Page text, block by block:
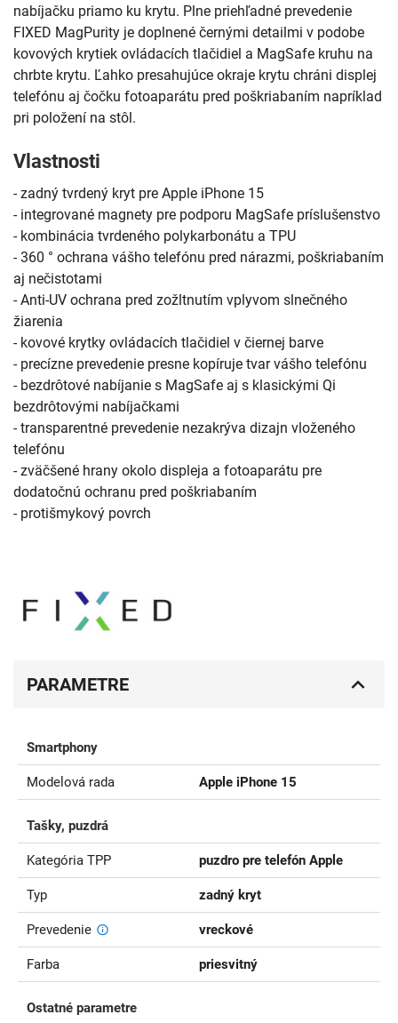
nabíjačku priamo ku krytu. Plne priehľadné prevedenie
FIXED MagPurity je doplnené černými detailmi v podobe
kovových krytiek ovládacích tlačidiel a MagSafe kruhu na
chrbte krytu. Ľahko presahujúce okraje krytu chráni displej
telefónu aj čočku fotoaparátu pred poškriabaním napríklad
pri položení na stôl.
Vlastnosti
- zadný tvrdený kryt pre Apple iPhone 15
- integrované magnety pre podporu MagSafe príslušenstvo
- kombinácia tvrdeného polykarbonátu a TPU
- 360 ° ochrana vášho telefónu pred nárazmi, poškriabaním
aj nečistotami
- Anti-UV ochrana pred zožltnutím vplyvom slnečného
žiarenia
- kovové krytky ovládacích tlačidiel v čiernej barve
- precízne prevedenie presne kopíruje tvar vášho telefónu
- bezdrôtové nabíjanie s MagSafe aj s klasickými Qi
bezdrôtovými nabíjačkami
- transparentné prevedenie nezakrýva dizajn vloženého
telefónu
- zväčšené hrany okolo displeja a fotoaparátu pre
dodatočnú ochranu pred poškriabaním
- protišmykový povrch
PARAMETRE
Smartphony
Modelová rada Apple iPhone 15
Tašky, puzdrá
Kategória TPP puzdro pre telefón Apple
Typ zadný kryt
Prevedenie vreckové
Farba priesvitný
Ostatné parametre